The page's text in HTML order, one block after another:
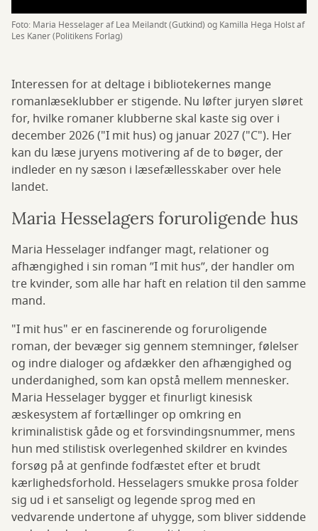
Foto: Maria Hesselager af Lea Meilandt (Gutkind) og Kamilla Hega Holst af
Les Kaner (Politikens Forlag)
Interessen for at deltage i bibliotekernes mange
romanlæseklubber er stigende. Nu løfter juryen sløret
for, hvilke romaner klubberne skal kaste sig over i
december 2026 ("I mit hus) og januar 2027 ("C"). Her
kan du læse juryens motivering af de to bøger, der
indleder en ny sæson i læsefællesskaber over hele
landet.
Maria Hesselagers foruroligende hus
Maria Hesselager indfanger magt, relationer og
afhængighed i sin roman ”I mit hus”, der handler om
tre kvinder, som alle har haft en relation til den samme
mand.
"I mit hus" er en fascinerende og foruroligende
roman, der bevæger sig gennem stemninger, følelser
og indre dialoger og afdækker den afhængighed og
underdanighed, som kan opstå mellem mennesker.
Maria Hesselager bygger et finurligt kinesisk
æskesystem af fortællinger op omkring en
kriminalistisk gåde og et forsvindingsnummer, mens
hun med stilistisk overlegenhed skildrer en kvindes
forsøg på at genfinde fodfæstet efter et brudt
kærlighedsforhold. Hesselagers smukke prosa folder
sig ud i et sanseligt og legende sprog med en
vedvarende undertone af uhygge, som bliver siddende